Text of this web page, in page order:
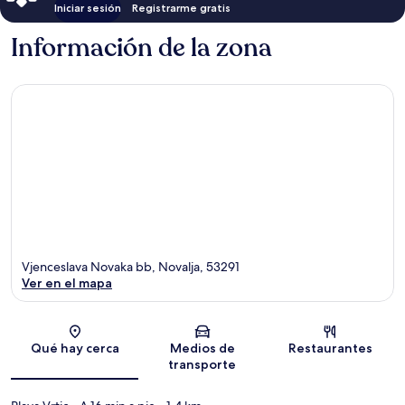
Iniciar sesión Registrarme gratis
Información de la zona
Sección del mapa
Vjenceslava Novaka bb, Novalja, 53291
Ver en el mapa
Qué hay cerca
Medios de
transporte
Restaurantes